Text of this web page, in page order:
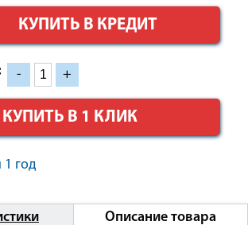
КУПИТЬ В КРЕДИТ
- +
КУПИТЬ В 1 КЛИК
1 год
Описание товара